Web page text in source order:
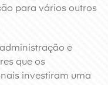
para vários outros
e
que os
investiram uma